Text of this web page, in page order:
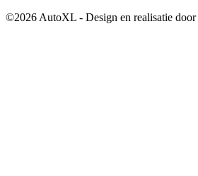
©2026 AutoXL - Design en realisatie door